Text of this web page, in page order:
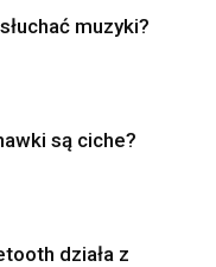
muzyki?
są ciche?
działa z